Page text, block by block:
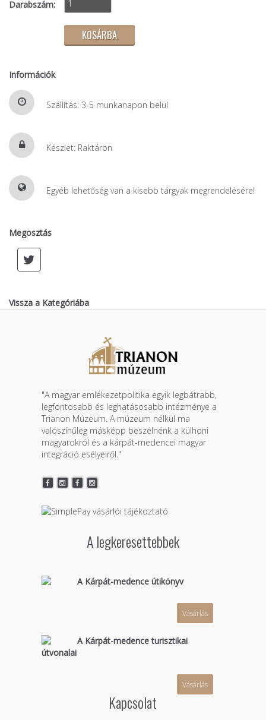
Darabszám:
Információk
Szállítás: 3-5 munkanapon belül
Készlet: Raktáron
Egyéb lehetőség van a kisebb tárgyak megrendelésére!
Megosztás
Vissza a Kategóriába
"A magyar emlékezetpolitika egyik legbátrabb,
legfontosabb és leghatásosabb intézménye a
Trianon Múzeum. A múzeum nélkül ma
valószínűleg másképp beszélnénk a külhoni
magyarokról és a kárpát-medencei magyar
integráció esélyeiről."
A legkeresettebbek
A Kárpát-medence útikönyv
Vásárlás
A Kárpát-medence turisztikai
útvonalai
Vásárlás
Kapcsolat